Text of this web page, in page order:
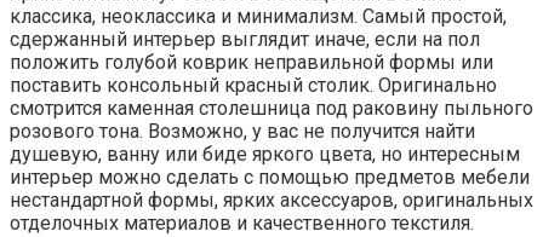
классика, неоклассика и минимализм. Самый простой,
сдержанный интерьер выглядит иначе, если на пол
положить голубой коврик неправильной формы или
поставить консольный красный столик. Оригинально
смотрится каменная столешница под раковину пыльного
розового тона. Возможно, у вас не получится найти
душевую, ванну или биде яркого цвета, но интересным
интерьер можно сделать с помощью предметов мебели
нестандартной формы, ярких аксессуаров, оригинальных
отделочных материалов и качественного текстиля.